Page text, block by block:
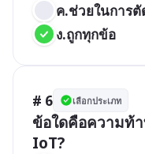
ค.ช่วยในการตั
ง.ถูกทุกข้อ
# 6 เลือกประเภท
ข้อใดคือความท้
IoT?